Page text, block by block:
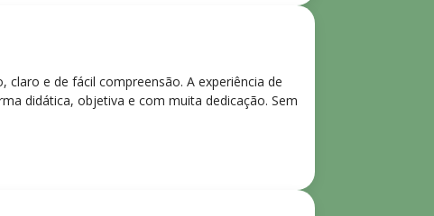
e de fácil compreensão. A experiência de
didática, objetiva e com muita dedicação. Sem